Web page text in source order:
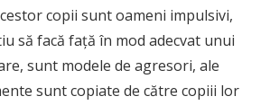
copii sunt oameni impulsivi,
să facă față în mod adecvat unui
sunt modele de agresori, ale
sunt copiate de către copiii lor